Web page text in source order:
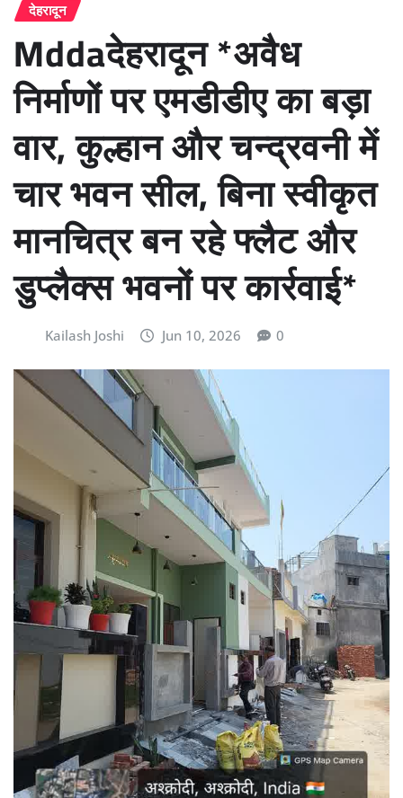
देहरादून
Mddaदेहरादून *अवैध
निर्माणों पर एमडीडीए का बड़ा
वार, कुल्हान और चन्द्रवनी में
चार भवन सील, बिना स्वीकृत
मानचित्र बन रहे फ्लैट और
डुप्लैक्स भवनों पर कार्रवाई*
Kailash Joshi Jun 10, 2026 0